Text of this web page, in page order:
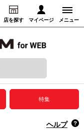
店を探す マイページ メニュー
録音からさがす
特集
ヘルプ